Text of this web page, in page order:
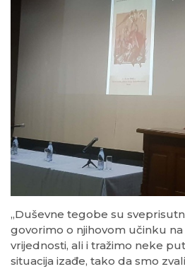
„Duševne tegobe su
govorimo o njihovom učinku
vrijednosti, ali i tražimo neke
situacija izađe, tako da smo